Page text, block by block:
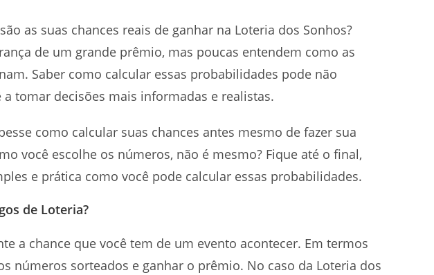
as suas chances reais de ganhar na Loteria dos Sonhos?
de um grande prêmio, mas poucas entendem como as
Saber como calcular essas probabilidades pode não
tomar decisões mais informadas e realistas.
como calcular suas chances antes mesmo de fazer sua
você escolhe os números, não é mesmo? Fique até o final,
e prática como você pode calcular essas probabilidades.
de Loteria?
a chance que você tem de um evento acontecer. Em termos
números sorteados e ganhar o prêmio. No caso da Loteria dos